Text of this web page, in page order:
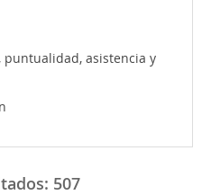
puntualidad, asistencia y
507